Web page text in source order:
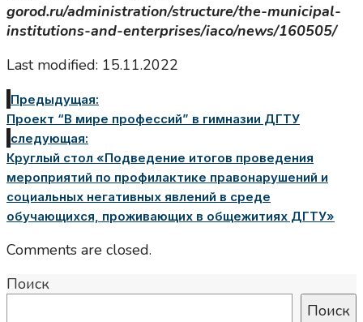
gorod.ru/administration/structure/the-municipal-
institutions-and-enterprises/iaco/news/160505/
Last modified: 15.11.2022
Предыдущая:
Проект “В мире профессий” в гимназии ДГТУ
следующая:
Круглый стол «Подведение итогов проведения
мероприятий по профилактике правонарушений и
социальных негативных явлений в среде
обучающихся, проживающих в общежитиях ДГТУ»
Comments are closed.
Поиск
Поиск